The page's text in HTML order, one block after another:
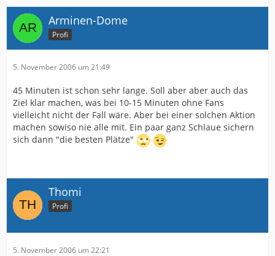
Arminen-Dome
Profi
5. November 2006 um 21:49
45 Minuten ist schon sehr lange. Soll aber aber auch das
Ziel klar machen, was bei 10-15 Minuten ohne Fans
vielleicht nicht der Fall wäre. Aber bei einer solchen Aktion
machen sowiso nie alle mit. Ein paar ganz Schlaue sichern
sich dann "die besten Plätze"
Thomi
Profi
5. November 2006 um 22:21